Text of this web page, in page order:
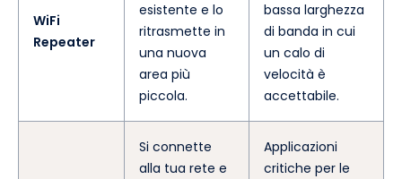
WiFi
Repeater
esistente e lo
ritrasmette in
una nuova
area più
piccola.
bassa larghezza
di banda in cui
un calo di
velocità è
accettabile.
Si connette
alla tua rete e
Applicazioni
critiche per le